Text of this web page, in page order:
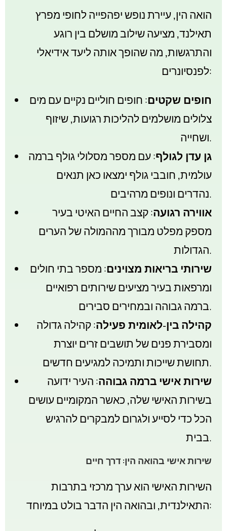
הואה הין, עיירת נופש יפהפייה לחופי מפרץ
תאילנד, מציעה שילוב מושלם בין רוגע
והתרגשות, מה שהופך אותה ליעד אידיאלי
לפנסיונרים:
חופים שקטים: חופים חוליים נקיים עם מים
צלולים מושלמים להליכות רגועות, שיזוף
ושחייה.
גן עדן לגולף: עם מספר מסלולי גולף ברמה
עולמית, חובבי גולף ימצאו כאן תנאים
נהדרים ונופים מרהיבים.
אווירה רגועה: קצב החיים האיטי בעיר
מספק מפלט מבורך מההמולה של הערים
הגדולות.
שירותי בריאות מצוינים: מספר בתי חולים
ומרפאות בעיר מציעים שירותים רפואיים
ברמה גבוהה ובמחירים סבירים.
קהילה בין-לאומית פעילה: קהילה גדולה
ומסבירת פנים של תושבים זרים יוצרת
תחושת שייכות ותמיכה למגיעים חדשים.
שירות אישי ברמה גבוהה: העיר ידועה
בשירות האישי שלה, כאשר המקומיים עושים
הכל כדי לסייע ולגרום למבקרים להרגיש
בבית.
שירות אישי בהואה הין: דרך חיים
השירות האישי הוא ערך מרכזי בתרבות
התאילנדית, ובהואה הין הדבר בולט במיוחד: